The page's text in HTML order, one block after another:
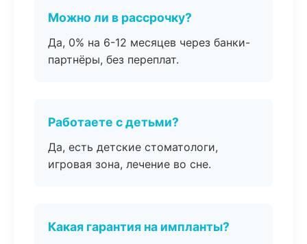
Можно ли в рассрочку?
Да, 0% на 6-12 месяцев через банки-
партнёры, без переплат.
Работаете с детьми?
Да, есть детские стоматологи,
игровая зона, лечение во сне.
Какая гарантия на импланты?